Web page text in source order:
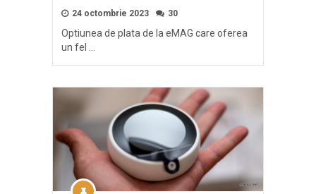
24 octombrie 2023 30
Optiunea de plata de la eMAG care oferea
un fel …